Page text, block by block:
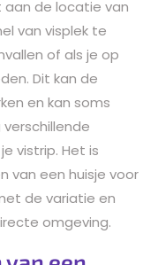
de locatie van
van visplek te
of als je op
Dit kan de
en kan soms
vistrip. Het is
van een huisje voor
de variatie en
omgeving.